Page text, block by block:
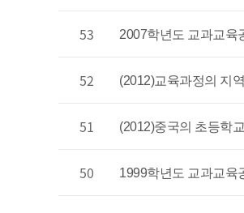
53 2007학년도 교과교육
52 (2012)교육과정의 지
51 (2012)중국의 초등학
50 1999학년도 교과교육